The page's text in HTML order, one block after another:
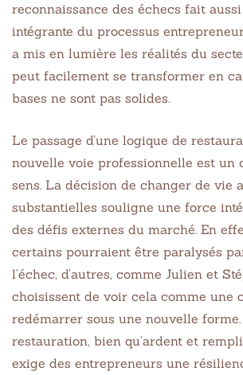
reconnaissance des échecs fait
intégrante du processus
a mis en lumière les réalités du
peut facilement se transformer en
bases ne sont pas solides.
Le passage d’une logique de
nouvelle voie professionnelle est un
sens. La décision de changer de vie
substantielles souligne une force
des défis externes du marché. En
certains pourraient être paralysés
l’échec, d’autres, comme Julien et
choisissent de voir cela comme une
redémarrer sous une nouvelle
restauration, bien qu’ardent et
exige des entrepreneurs une